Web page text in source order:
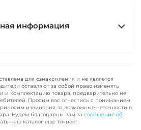
информация
для ознакомления и не является
оставляют за собой право изменять
и комплектацию товара, предварительно не
Просим вас отнестись с пониманием
извинения за возможные неточности в
Будем благодарны вам за сообщение об
наш каталог еще точнее!